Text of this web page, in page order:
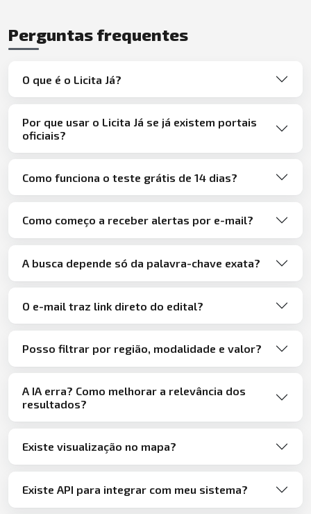
Perguntas frequentes
O que é o Licita Já?
Por que usar o Licita Já se já existem portais
oficiais?
Como funciona o teste grátis de 14 dias?
Como começo a receber alertas por e-mail?
A busca depende só da palavra-chave exata?
O e-mail traz link direto do edital?
Posso filtrar por região, modalidade e valor?
A IA erra? Como melhorar a relevância dos
resultados?
Existe visualização no mapa?
Existe API para integrar com meu sistema?